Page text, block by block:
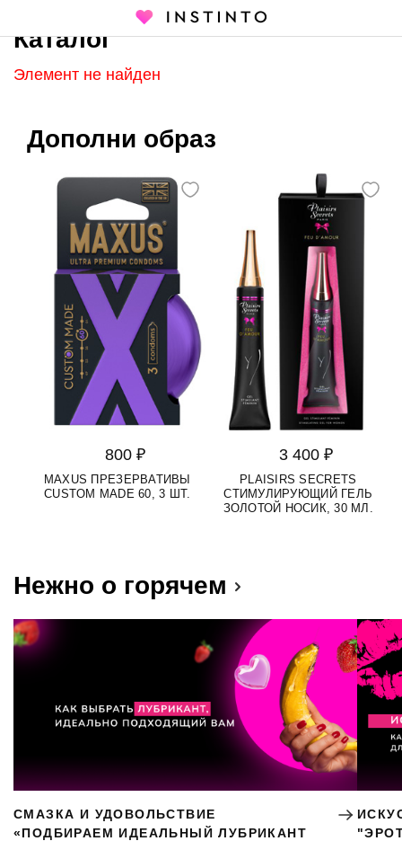
Каталог
Каталог
Элемент не найден
Дополни образ
800 ₽
MAXUS ПРЕЗЕРВАТИВЫ
CUSTOM MADE 60, 3 ШТ.
3 400 ₽
PLAISIRS SECRETS
СТИМУЛИРУЮЩИЙ ГЕЛЬ
ЗОЛОТОЙ НОСИК, 30 МЛ.
Нежно о горячем
СМАЗКА И УДОВОЛЬСТВИЕ
«ПОДБИРАЕМ ИДЕАЛЬНЫЙ ЛУБРИКАНТ